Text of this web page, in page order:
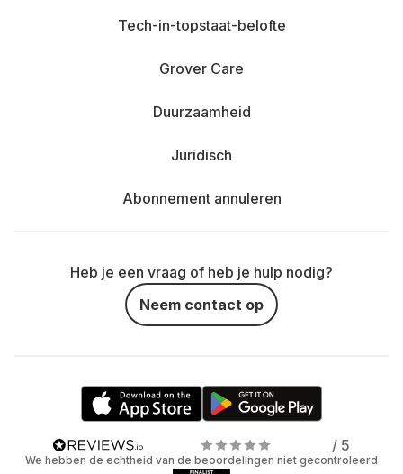
Tech-in-topstaat-belofte
Grover Care
Duurzaamheid
Juridisch
Abonnement annuleren
Heb je een vraag of heb je hulp nodig?
Neem contact op
/ 5
We hebben de echtheid van de beoordelingen niet gecontroleerd